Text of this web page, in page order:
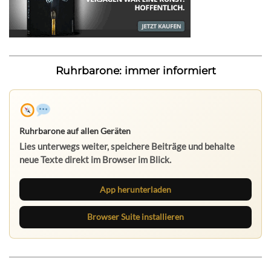
Ruhrbarone: immer informiert
Ruhrbarone auf allen Geräten
Lies unterwegs weiter, speichere Beiträge und behalte
neue Texte direkt im Browser im Blick.
App herunterladen
Browser Suite installieren